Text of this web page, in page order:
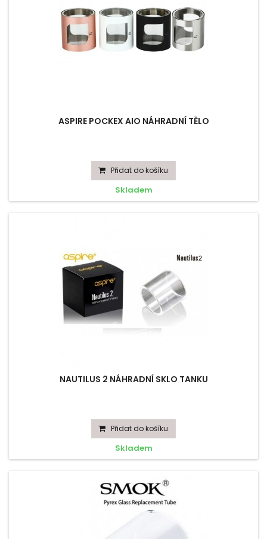
ASPIRE POCKEX AIO NÁHRADNÍ TĚLO
Přidat do košíku
Skladem
NAUTILUS 2 NÁHRADNÍ SKLO TANKU
Přidat do košíku
Skladem